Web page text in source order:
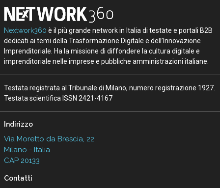
Nextwork360 è il più grande network in Italia di testate e portali B2B
dedicati ai temi della Trasformazione Digitale e dell’Innovazione
Imprenditoriale. Ha la missione di diffondere la cultura digitale e
imprenditoriale nelle imprese e pubbliche amministrazioni italiane.
Testata registrata al Tribunale di Milano, numero registrazione 1927.
Testata scientifica ISSN 2421-4167
Indirizzo
Via Moretto da Brescia, 22
Milano - Italia
CAP 20133
Contatti